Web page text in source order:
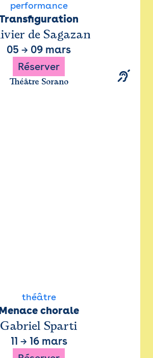
performance
de Sagazan
05 → 09 mars
Réserver
Théâtre Sorano
théâtre
chorale
Gabriel Sparti
11 → 16 mars